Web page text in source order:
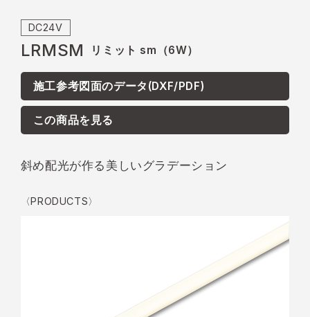
DC24V
LRMSM リミット sm（6W）
施工参考図面のデータ(DXF/PDF)
この商品を見る
斜め配光が作る美しいグラデーション
〈PRODUCTS〉